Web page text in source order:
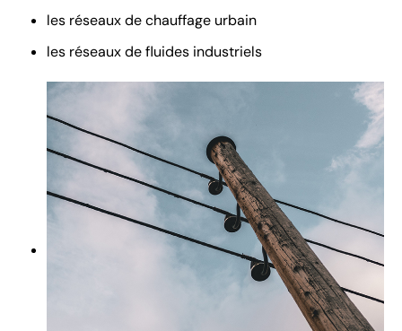
les réseaux de chauffage urbain
les réseaux de fluides industriels